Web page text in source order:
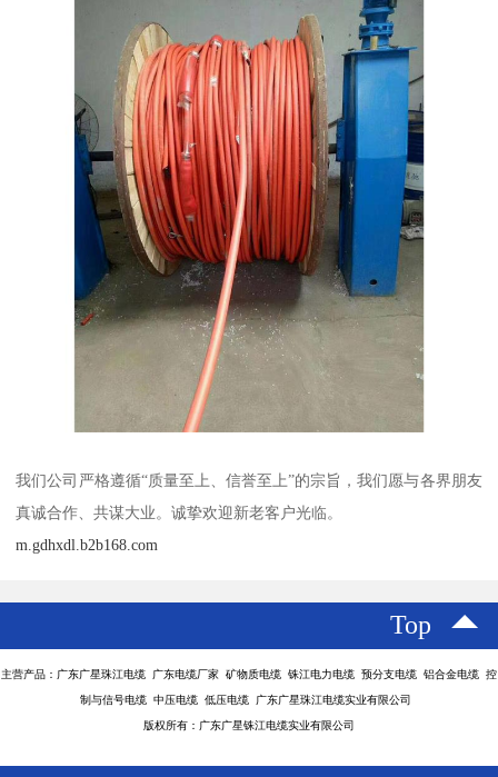
我们公司严格遵循“质量至上、信誉至上”的宗旨，我们愿与各界朋友
真诚合作、共谋大业。诚挚欢迎新老客户光临。
m.gdhxdl.b2b168.com
Top
主营产品：广东广星珠江电缆 广东电缆厂家 矿物质电缆 铢江电力电缆 预分支电缆 铝合金电缆 控
制与信号电缆 中压电缆 低压电缆 广东广星珠江电缆实业有限公司
版权所有：广东广星铢江电缆实业有限公司